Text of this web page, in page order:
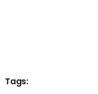
Tags: